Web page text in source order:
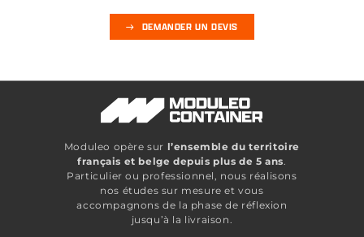
DEMANDER UN DEVIS
Moduleo opère sur l’ensemble du territoire
français et belge depuis plus de 5 ans.
Particulier ou professionnel, nous réalisons
nos études sur mesure et vous
accompagnons de la phase de réflexion
jusqu’à la livraison.